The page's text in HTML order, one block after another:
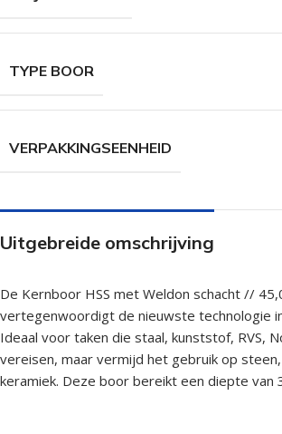
TYPE BOOR
VERPAKKINGSEENHEID
Uitgebreide omschrijving
De Kernboor HSS met Weldon schacht //
vertegenwoordigt de nieuwste technologie
Ideaal voor taken die staal, kunststof, RVS,
vereisen, maar vermijd het gebruik op
keramiek. Deze boor bereikt een diepte van